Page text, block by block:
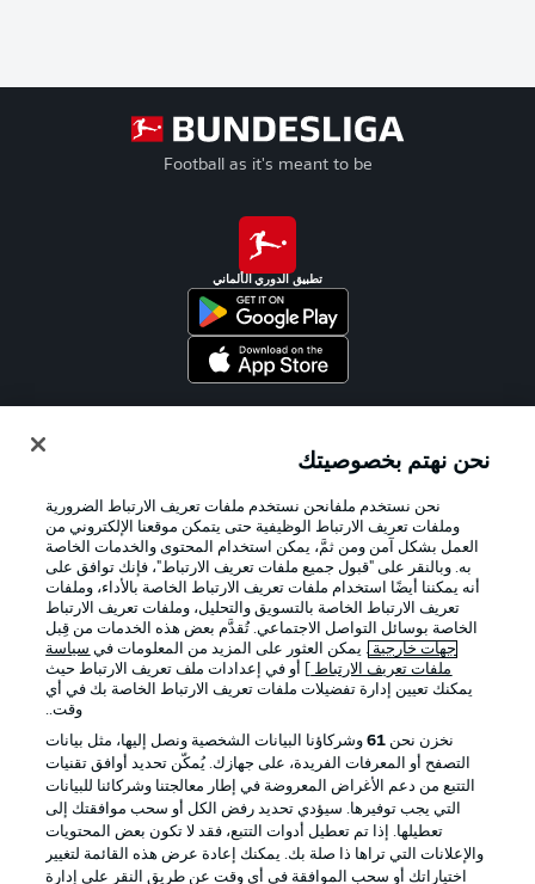
Football as it's meant to be
تطبيق الدوري الألماني
الإعلانات الإخطارات القانونية
شروط الاستخدام القنوات الناقلة
الوظائف جهة النشر
تواصل معنا اللاعبون
نحن نهتم بخصوصيتك
نحن نستخدم ملفانحن نستخدم ملفات تعريف الارتباط الضرورية
وملفات تعريف الارتباط الوظيفية حتى يتمكن موقعنا الإلكتروني من
العمل بشكل آمن ومن ثمَّ، يمكن استخدام المحتوى والخدمات الخاصة
به. وبالنقر على "قبول جميع ملفات تعريف الارتباط"، فإنك توافق على
أنه يمكننا أيضًا استخدام ملفات تعريف الارتباط الخاصة بالأداء، وملفات
تعريف الارتباط الخاصة بالتسويق والتحليل، وملفات تعريف الارتباط
الخاصة بوسائل التواصل الاجتماعي. تُقدَّم بعض هذه الخدمات من قِبل
جهات خارجية . يمكن العثور على المزيد من المعلومات في سياسة
ملفات تعريف الارتباط
] أو في إعدادات ملف تعريف الارتباط حيث
يمكنك تعيين إدارة تفضيلات ملفات تعريف الارتباط الخاصة بك في أي
وقت..
نخزن نحن 61وشركاؤنا البيانات الشخصية ونصل إليها، مثل بيانات
التصفح أو المعرفات الفريدة، على جهازك. يُمكّن تحديد أوافق تقنيات
التتبع من دعم الأغراض المعروضة في إطار معالجتنا وشركائنا للبيانات
التي يجب توفيرها. سيؤدي تحديد رفض الكل أو سحب موافقتك إلى
تعطيلها. إذا تم تعطيل أدوات التتبع، فقد لا تكون بعض المحتويات
والإعلانات التي تراها ذا صلة بك. يمكنك إعادة عرض هذه القائمة لتغيير
اختياراتك أو سحب الموافقة في أي وقت عن طريق النقر على إدارة